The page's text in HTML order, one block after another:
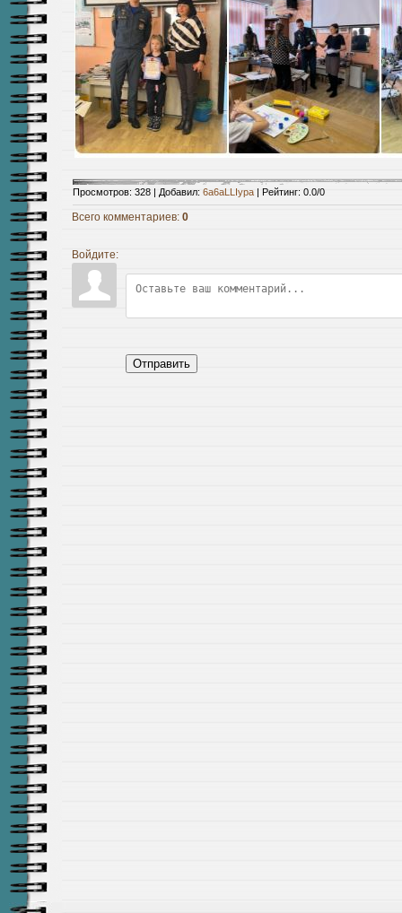
Просмотров: 328 | Добавил: 6a6aLLIypa | Рейтинг: 0.0/0
Всего комментариев: 0
Войдите:
Отправить